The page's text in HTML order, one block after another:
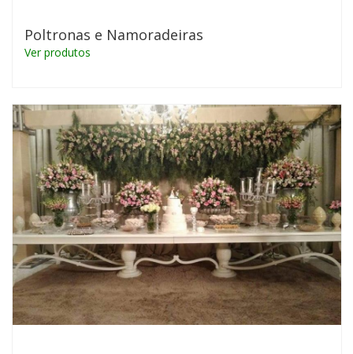
Poltronas e Namoradeiras
Ver produtos